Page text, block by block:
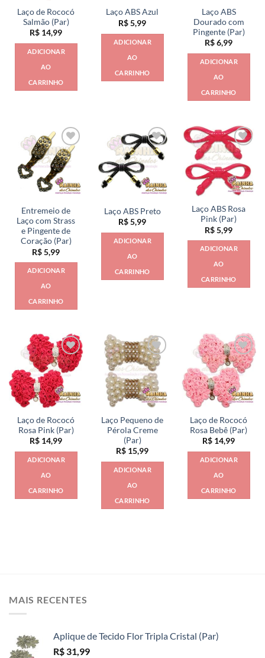
Laço de Rococó
Salmão (Par)
R$ 14,99
ADICIONAR
AO
CARRINHO
Laço ABS Azul
R$5,99
ADICIONAR
AO
CARRINHO
Laço ABS
Dourado com
Pingente (Par)
R$6,99
ADICIONAR
AO
CARRINHO
Entremeio de
Laço com Strass
e Pingente de
Coração (Par)
R$5,99
ADICIONAR
AO
CARRINHO
Laço ABS Preto
R$5,99
ADICIONAR
AO
CARRINHO
Laço ABS Rosa
Pink (Par)
R$5,99
ADICIONAR
AO
CARRINHO
Laço de Rococó
Rosa Pink (Par)
R$ 14,99
ADICIONAR
AO
CARRINHO
Laço Pequeno de
Pérola Creme
(Par)
R$ 15,99
ADICIONAR
AO
CARRINHO
Laço de Rococó
Rosa Bebê (Par)
R$ 14,99
ADICIONAR
AO
CARRINHO
MAIS RECENTES
Aplique de Tecido Flor Tripla Cristal (Par)
R$ 31,99